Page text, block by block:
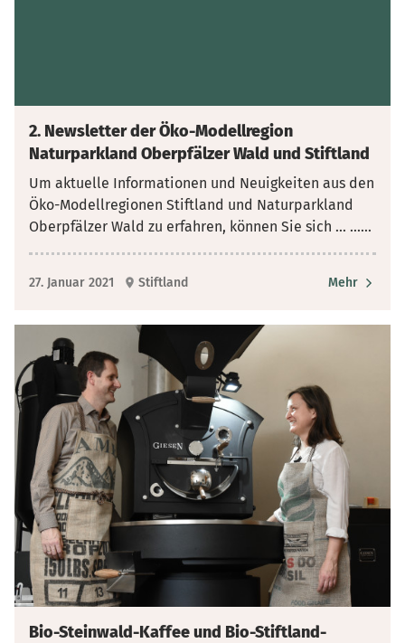
2. Newsletter der Öko-Modellregion
Naturparkland Oberpfälzer Wald und Stiftland
Um aktuelle Informationen und Neuigkeiten aus den
Öko-Modellregionen Stiftland und Naturparkland
Oberpfälzer Wald zu erfahren, können Sie sich ... ......
27. Januar 2021 Stiftland Mehr
Bio-Steinwald-Kaffee und Bio-Stiftland-